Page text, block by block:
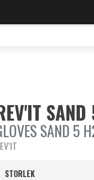
SAND 5
STORLEK